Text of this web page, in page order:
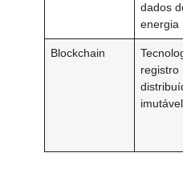
dados
energia
Blockchain
registro
imutável